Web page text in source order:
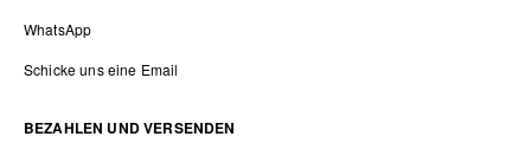
WhatsApp
Schicke uns eine Email
BEZAHLEN UND VERSENDEN